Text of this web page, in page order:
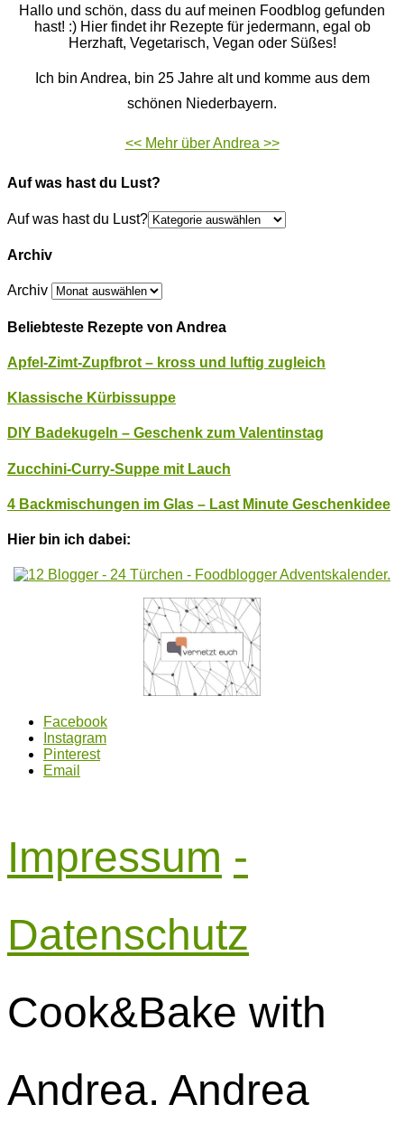
Hallo und schön, dass du auf meinen Foodblog gefunden
hast! :) Hier findet ihr Rezepte für jedermann, egal ob
Herzhaft, Vegetarisch, Vegan oder Süßes!
Ich bin Andrea, bin 25 Jahre alt und komme aus dem
schönen Niederbayern.
<< Mehr über Andrea >>
Auf was hast du Lust?
Auf was hast du Lust?
Archiv
Archiv
Beliebteste Rezepte von Andrea
Apfel-Zimt-Zupfbrot – kross und luftig zugleich
Klassische Kürbissuppe
DIY Badekugeln – Geschenk zum Valentinstag
Zucchini-Curry-Suppe mit Lauch
4 Backmischungen im Glas – Last Minute Geschenkidee
Hier bin ich dabei:
Facebook
Instagram
Pinterest
Email
Impressum -
Datenschutz
Cook&Bake with
Andrea. Andrea